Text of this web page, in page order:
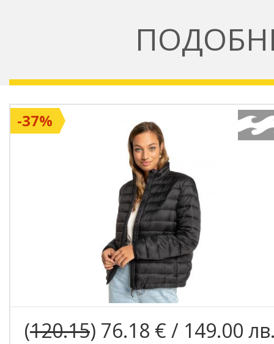
(120.15) 76.18 € / 149.00
-37%